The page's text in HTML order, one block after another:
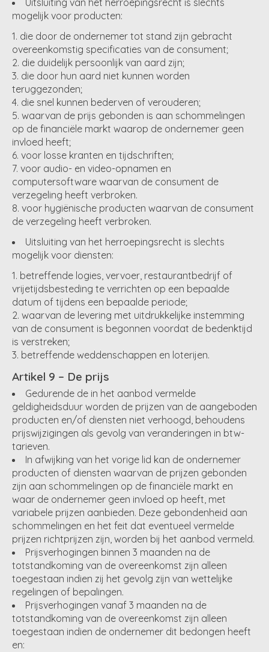
Uitsluiting van het herroepingsrecht is slechts
mogelijk voor producten:
die door de ondernemer tot stand zijn gebracht
overeenkomstig specificaties van de consument;
die duidelijk persoonlijk van aard zijn;
die door hun aard niet kunnen worden
teruggezonden;
die snel kunnen bederven of verouderen;
waarvan de prijs gebonden is aan schommelingen
op de financiële markt waarop de ondernemer geen
invloed heeft;
voor losse kranten en tijdschriften;
voor audio- en video-opnamen en
computersoftware waarvan de consument de
verzegeling heeft verbroken.
voor hygiënische producten waarvan de consument
de verzegeling heeft verbroken.
Uitsluiting van het herroepingsrecht is slechts
mogelijk voor diensten:
betreffende logies, vervoer, restaurantbedrijf of
vrijetijdsbesteding te verrichten op een bepaalde
datum of tijdens een bepaalde periode;
waarvan de levering met uitdrukkelijke instemming
van de consument is begonnen voordat de bedenktijd
is verstreken;
betreffende weddenschappen en loterijen.
Artikel 9 – De prijs
Gedurende de in het aanbod vermelde
geldigheidsduur worden de prijzen van de aangeboden
producten en/of diensten niet verhoogd, behoudens
prijswijzigingen als gevolg van veranderingen in btw-
tarieven.
In afwijking van het vorige lid kan de ondernemer
producten of diensten waarvan de prijzen gebonden
zijn aan schommelingen op de financiële markt en
waar de ondernemer geen invloed op heeft, met
variabele prijzen aanbieden. Deze gebondenheid aan
schommelingen en het feit dat eventueel vermelde
prijzen richtprijzen zijn, worden bij het aanbod vermeld.
Prijsverhogingen binnen 3 maanden na de
totstandkoming van de overeenkomst zijn alleen
toegestaan indien zij het gevolg zijn van wettelijke
regelingen of bepalingen.
Prijsverhogingen vanaf 3 maanden na de
totstandkoming van de overeenkomst zijn alleen
toegestaan indien de ondernemer dit bedongen heeft
en: